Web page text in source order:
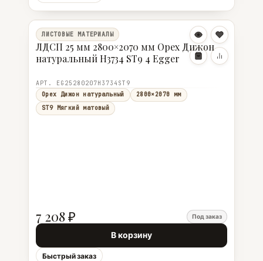
ЛИСТОВЫЕ МАТЕРИАЛЫ
ЛДСП 25 мм 2800×2070 мм Орех Дижон
натуральный H3734 ST9 4 Egger
АРТ. EG25280207H3734ST9
Орех Дижон натуральный
2800×2070 мм
ST9 Мягкий матовый
7 208 ₽ Под заказ
В корзину
Быстрый заказ